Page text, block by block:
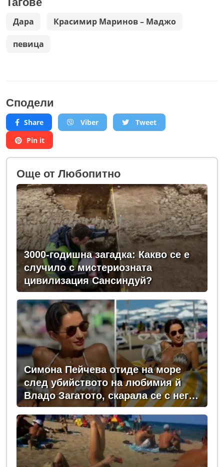
Дара Красимир Маринов – Маджо
певица
Сподели
Share Viber
Tweet
Pin it
Oще от Любопитно
3000-годишна загадка: Какво се е
случило с мистериозната
цивилизация Сансиндуй?
Симона Пейчева отиде на море
след убийството на любимия й
Владо Загатото, скарала се с него
за пари